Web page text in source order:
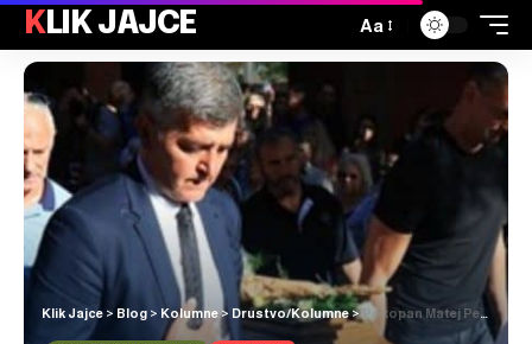
KLIK JAJCE Aa
Klik Jajce > Blog > Kolumne> Drustvo/Kolumne> Pokopan Matej Periš